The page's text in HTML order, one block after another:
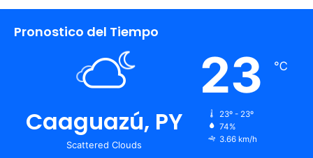
Pronostico del Tiempo
Caaguazú, PY
Scattered Clouds
23 ℃
23º - 23º
74%
3.66 km/h